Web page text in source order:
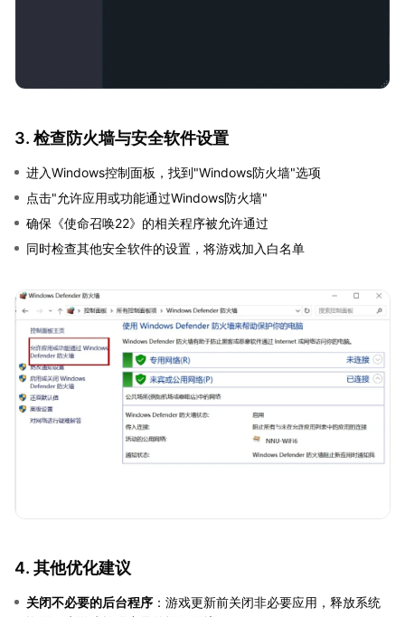
3. 检查防火墙与安全软件设置
进入Windows控制面板，找到"Windows防火墙"选项
点击"允许应用或功能通过Windows防火墙"
确保《使命召唤22》的相关程序被允许通过
同时检查其他安全软件的设置，将游戏加入白名单
4. 其他优化建议
关闭不必要的后台程序 ：游戏更新前关闭非必要应用，释放系统